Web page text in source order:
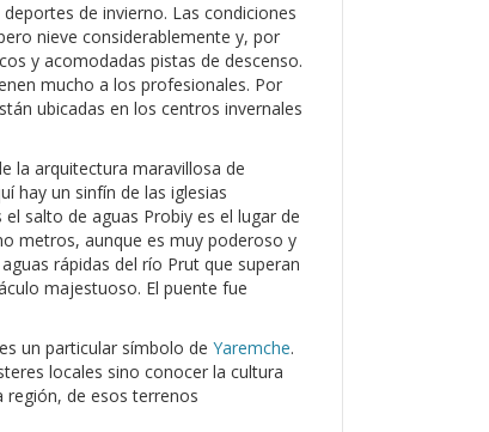
de invierno. Las condiciones
nieve considerablemente y, por
y acomodadas pistas de descenso.
mucho a los profesionales. Por
ubicadas en los centros invernales
la arquitectura maravillosa de
hay un sinfín de las iglesias
salto de aguas Probiy es el lugar de
metros, aunque es muy poderoso y
rápidas del río Prut que superan
majestuoso. El puente fue
un particular símbolo de Yaremche.
locales sino conocer la cultura
región, de esos terrenos